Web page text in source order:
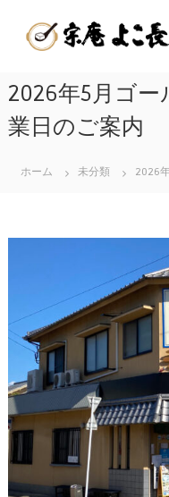
ツ
へ
ス
キ
2026年5月ゴ
業日のご案内
ホーム 未分類 2026